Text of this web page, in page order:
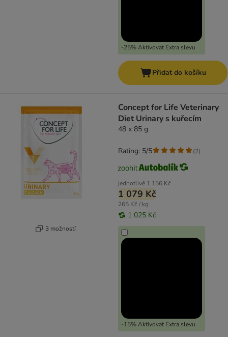
-25% Aktivovat Extra slevu
Přidat do košíku
3 možností
Concept for Life Veterinary
Diet Urinary s kuřecím
48 x 85 g
jednotlivě 1 156 Kč
1 079 Kč
265 Kč / kg
1 025 Kč
-15% Aktivovat Extra slevu
Rating: 5/5 (2)